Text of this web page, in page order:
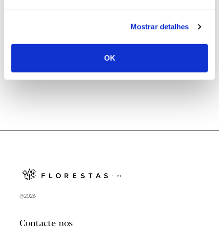
Mostrar detalhes
OK
@2026
Contacte-nos